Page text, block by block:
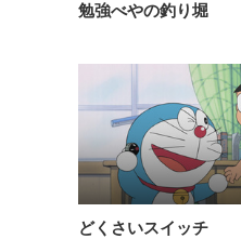
あいうえお順(降順)
動画が長い順
動画が短い順
勉強べやの釣り堀
どくさいスイッチ